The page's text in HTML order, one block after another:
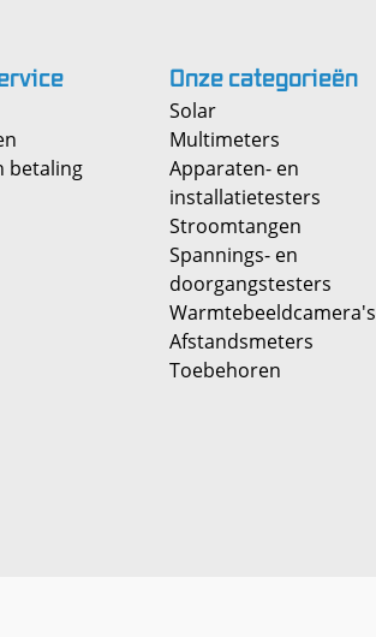
betaling
Onzecategorieën
Solar
Multimeters
Apparaten- en
installatietesters
Stroomtangen
Spannings- en
doorgangstesters
Warmtebeeldcamera's
Afstandsmeters
Toebehoren